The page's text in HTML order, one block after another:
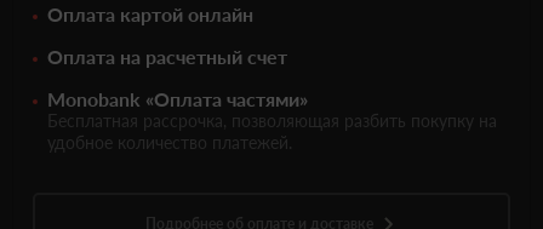
Оплата картой онлайн
Оплата на расчетный счет
Monobank «Оплата частями»
Бесплатная рассрочка, позволяющая разбить покупку на
удобное количество платежей.
Подробнее об оплате и доставке